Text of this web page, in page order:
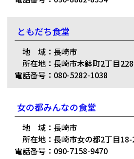
ともだち食堂
地 域：長崎市
所在地：長崎市木鉢町2丁目
電話番号：080-5282-1038
女の都みんなの食堂
地 域：長崎市
所在地：長崎市女の都2丁目
電話番号：090-7158-9470